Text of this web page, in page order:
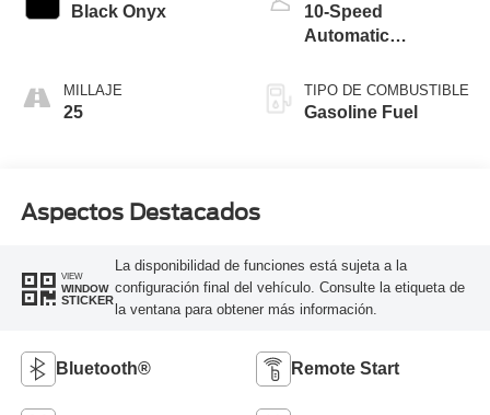
Black Onyx
MILLAJE
25
10-Speed
Automatic
TIPO DE COMBUSTIBLE
Gasoline Fuel
Aspectos Destacados
VIEW
WINDOW
STICKER
La disponibilidad de funciones está sujeta a la
configuración final del vehículo. Consulte la etiqueta de
la ventana para obtener más información.
Bluetooth® Remote Start